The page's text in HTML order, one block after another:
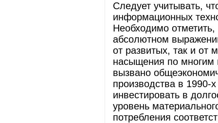
Следует учитывать,
информационных
Необходимо
абсолютном
от развитых, так и от
насыщения по многим
вызвано
производства в 1990-
инвестировать в
уровень
потребления